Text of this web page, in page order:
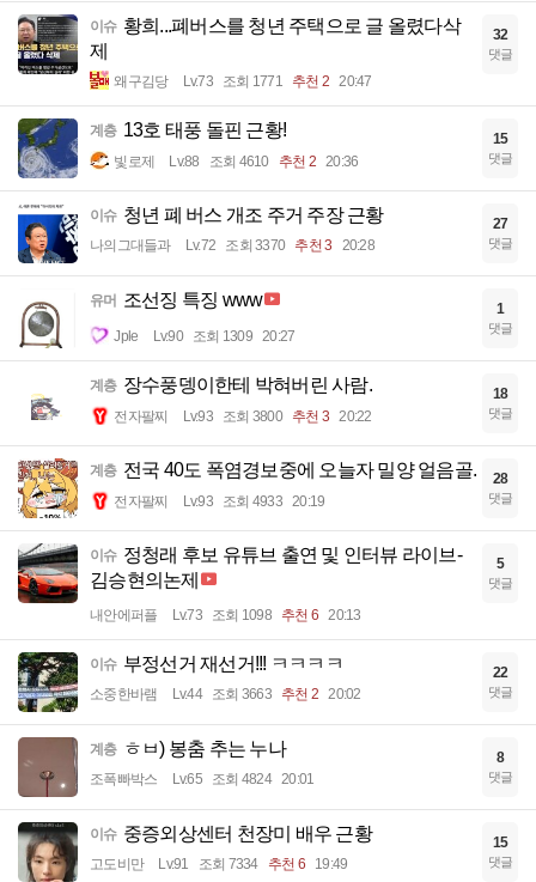
이슈 황희...폐버스를 청년 주택으로 글 올렸다삭
제
왜구김당 Lv.73 조회 1771 추천 2 20:47
32
댓글
계층 13호 태풍 돌핀 근황!
빛로제 Lv.88 조회 4610 추천 2 20:36
15
댓글
이슈 청년 폐 버스 개조 주거 주장 근황
나의그대들과 Lv.72 조회 3370 추천 3 20:28
27
댓글
유머 조선징 특징 www
Jple Lv.90 조회 1309 20:27
1
댓글
계층 장수풍뎅이한테 박혀버린 사람.
전자팔찌 Lv.93 조회 3800 추천 3 20:22
18
댓글
계층 전국 40도 폭염경보중에 오늘자 밀양 얼음골.
전자팔찌 Lv.93 조회 4933 20:19
28
댓글
이슈 정청래 후보 유튜브 출연 및 인터뷰 라이브-
김승현의논제
내안에퍼플 Lv.73 조회 1098 추천 6 20:13
5
댓글
이슈 부정선거 재선거!!! ㅋㅋㅋㅋ
소중한바램 Lv.44 조회 3663 추천 2 20:02
22
댓글
계층 ㅎㅂ) 봉춤 추는 누나
조폭빠박스 Lv.65 조회 4824 20:01
8
댓글
이슈 중증외상센터 천장미 배우 근황
고도비만 Lv.91 조회 7334 추천 6 19:49
15
댓글